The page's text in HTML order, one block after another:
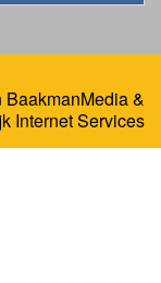
BaakmanMedia&
Internet Services